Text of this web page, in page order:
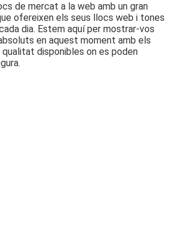
de mercat a la web amb un gran
ofereixen els seus llocs web i tones
dia. Estem aquí per mostrar-vos
en aquest moment amb els
qualitat disponibles on es poden